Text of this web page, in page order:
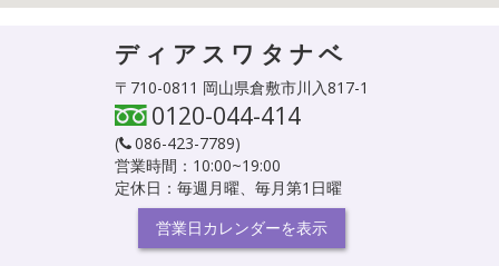
ディアスワタナベ
〒710-0811 岡山県倉敷市川入817-1
0120-044-414
( 086-423-7789)
営業時間：10:00~19:00
定休日：毎週月曜、毎月第1日曜
営業日カレンダーを表示